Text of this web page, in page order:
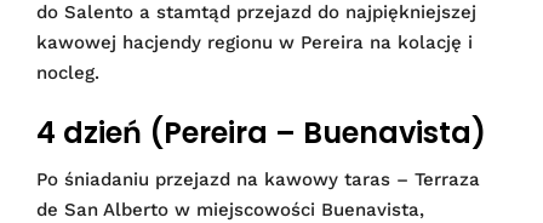
do Salento a stamtąd przejazd do najpiękniejszej
kawowej hacjendy regionu w Pereira na kolację i
nocleg.
4 dzień (Pereira – Buenavista)
Po śniadaniu przejazd na kawowy taras – Terraza
de San Alberto w miejscowości Buenavista,